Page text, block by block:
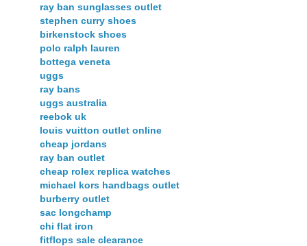
ray ban sunglasses outlet
stephen curry shoes
birkenstock shoes
polo ralph lauren
bottega veneta
uggs
ray bans
uggs australia
reebok uk
louis vuitton outlet online
cheap jordans
ray ban outlet
cheap rolex replica watches
michael kors handbags outlet
burberry outlet
sac longchamp
chi flat iron
fitflops sale clearance